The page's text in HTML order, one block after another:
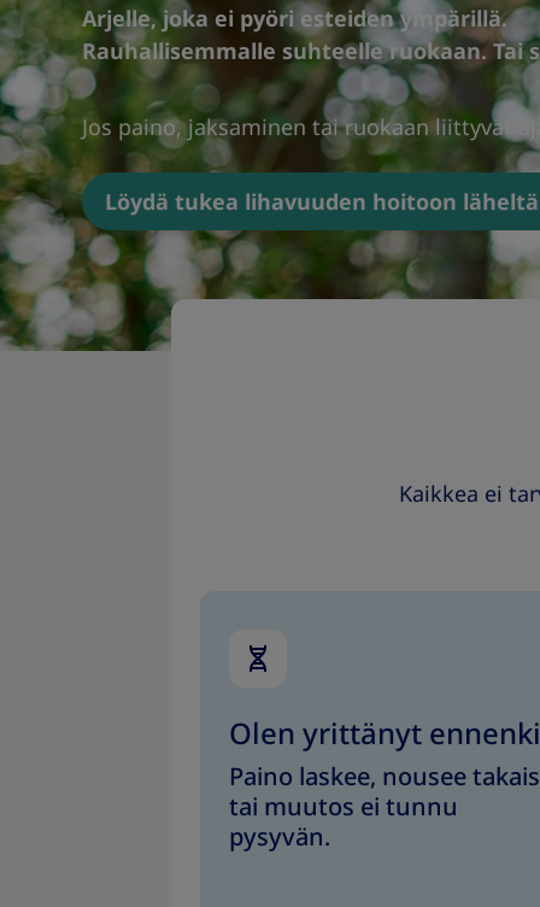
Arjelle, joka ei pyöri esteiden ympärillä.
Rauhallisemmalle suhteelle ruokaan. Tai
Jos paino, jaksaminen tai ruokaan liittyvät
Löydä tukea lihavuuden hoitoon
Kaikkea ei
Olen yrittänyt
Paino laskee, nousee
tai muutos ei tunnu
pysyvän.